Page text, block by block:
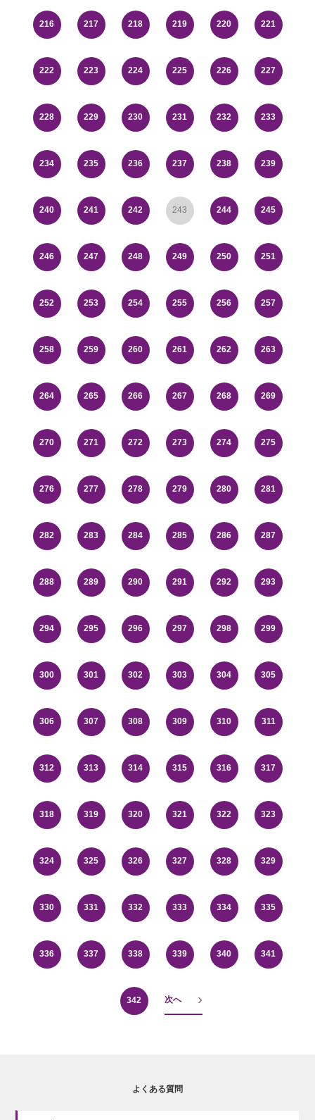
216 217 218 219 220 221
222 223 224 225 226 227
228 229 230 231 232 233
234 235 236 237 238 239
240 241 242 243 244 245
246 247 248 249 250 251
252 253 254 255 256 257
258 259 260 261 262 263
264 265 266 267 268 269
270 271 272 273 274 275
276 277 278 279 280 281
282 283 284 285 286 287
288 289 290 291 292 293
294 295 296 297 298 299
300 301 302 303 304 305
306 307 308 309 310 311
312 313 314 315 316 317
318 319 320 321 322 323
324 325 326 327 328 329
330 331 332 333 334 335
336 337 338 339 340 341
342 次へ
よくある質問